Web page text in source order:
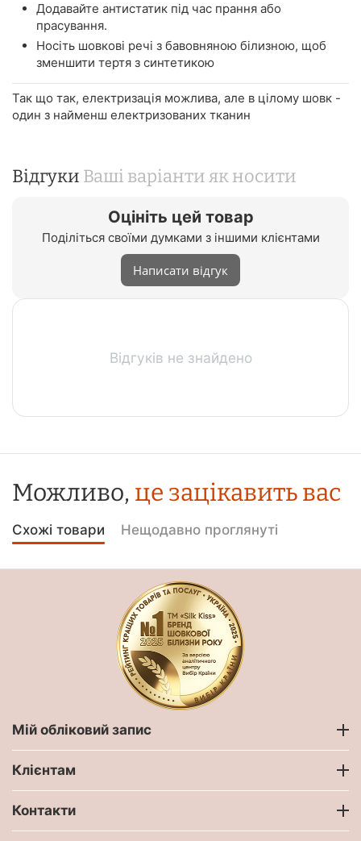
Додавайте антистатик під час прання або
прасування.
Носіть шовкові речі з бавовняною білизною, щоб
зменшити тертя з синтетикою
Так що так, електризація можлива, але в цілому шовк -
один з найменш електризованих тканин
Відгуки Ваші варіанти як носити
Оцініть цей товар
Поділіться своїми думками з іншими клієнтами
Написати відгук
Відгуків не знайдено
Можливо, це зацікавить вас
Схожі товари Нещодавно проглянуті
Мій обліковий запис
Клієнтам
Контакти